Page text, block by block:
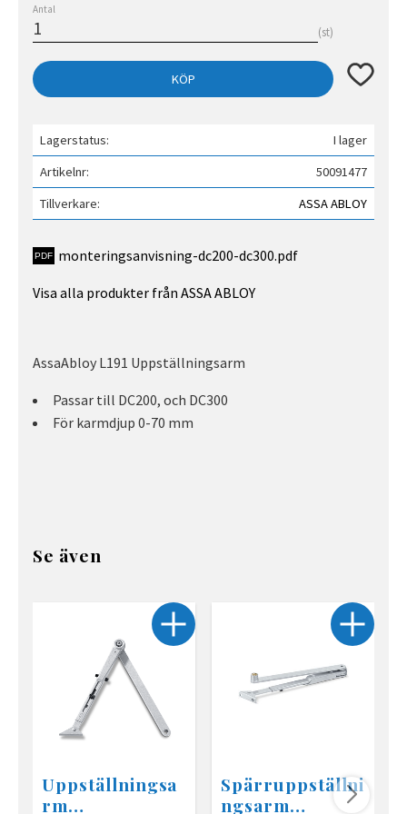
Antal
st
KÖP Lägg till
Lagerstatus
I lager
Artikelnr
50091477
Tillverkare
ASSA ABLOY
monteringsanvisning-dc200-dc300.pdf
Visa alla produkter från ASSA ABLOY
AssaAbloy L191 Uppställningsarm
Passar till DC200, och DC300
För karmdjup 0-70 mm
Se även
Uppställningsa
rm
Spärruppställni
ngsarm